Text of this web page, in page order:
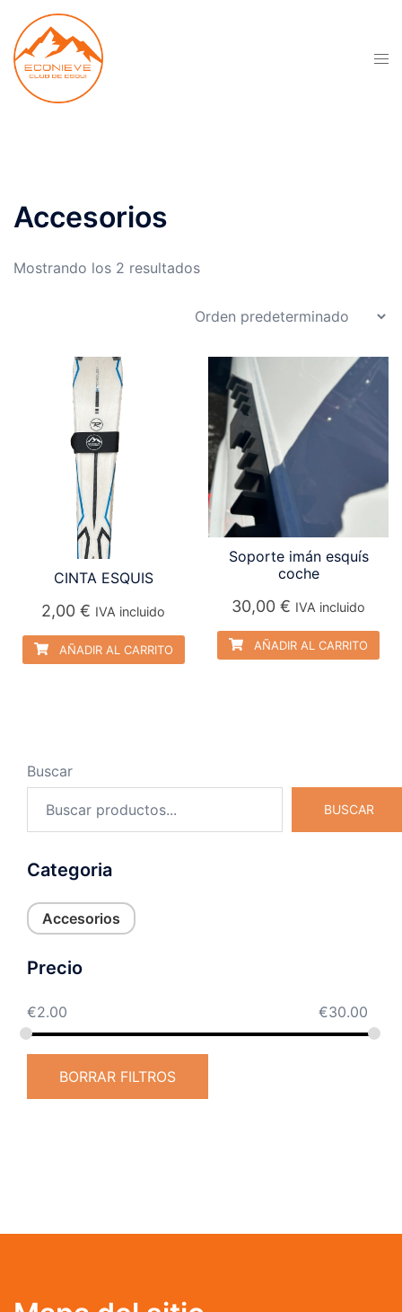
contenido
Accesorios
Mostrando los 2 resultados
CINTA ESQUIS
2,00€ IVA incluido
AÑADIR AL CARRITO
Soporte imán esquís
coche
30,00€ IVA incluido
AÑADIR AL CARRITO
Buscar
BUSCAR
Categoria
Accesorios
Precio
€2.00 €30.00
BORRAR FILTROS